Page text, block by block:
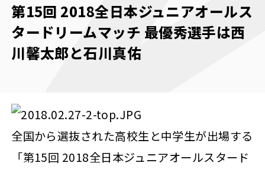
第15回 2018全日本ジュニアオールス
タードリームマッチ 最優秀選手は西
川馨太郎と石川真佑
全国から選抜された高校生と中学生が出場する
「第15回 2018全日本ジュニアオールスタード